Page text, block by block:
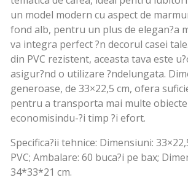
un model modern cu aspect de
fond alb, pentru un plus de elegan?a
va integra perfect ?n decorul casei
din PVC rezistent, aceasta tava este
asigur?nd o utilizare ?ndelungata.
generoase, de 33×22,5 cm, ofera
pentru a transporta mai multe
economisindu-?i timp ?i efort.
Specifica?ii tehnice: Dimensiuni:
PVC; Ambalare: 60 buca?i pe bax;
34*33*21 cm.